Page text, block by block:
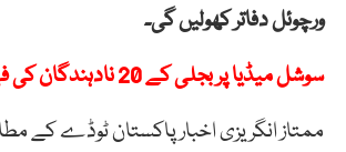
ورچوئل دفاتر کھولیں گی۔
سوشل میڈیا پر بجلی کے 20 نادہندگان کی فہرست جاری
ممتاز انگریزی اخبار پاکستان ٹوڈے کے